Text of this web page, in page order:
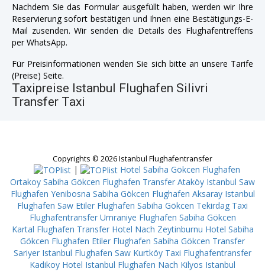
Nachdem Sie das Formular ausgefüllt haben, werden wir Ihre
Reservierung sofort bestätigen und Ihnen eine Bestätigungs-E-
Mail zusenden. Wir senden die Details des Flughafentreffens
per WhatsApp.
Für Preisinformationen wenden Sie sich bitte an unsere Tarife
(Preise) Seite.
Taxipreise Istanbul Flughafen Silivri
Transfer Taxi
Copyrights © 2026 Istanbul Flughafentransfer
|
Hotel Sabiha Gökcen Flughafen
Ortakoy Sabiha Gökcen Flughafen Transfer Ataköy Istanbul Saw
Flughafen Yenibosna Sabiha Gökcen Flughafen Aksaray Istanbul
Flughafen Saw Etiler Flughafen Sabiha Gökcen Tekirdag Taxi
Flughafentransfer Umraniye Flughafen Sabiha Gökcen
Kartal Flughafen Transfer Hotel Nach Zeytinburnu Hotel Sabiha
Gökcen Flughafen Etiler Flughafen Sabiha Gökcen Transfer
Sariyer Istanbul Flughafen Saw Kurtköy Taxi Flughafentransfer
Kadikoy Hotel Istanbul Flughafen Nach Kilyos Istanbul